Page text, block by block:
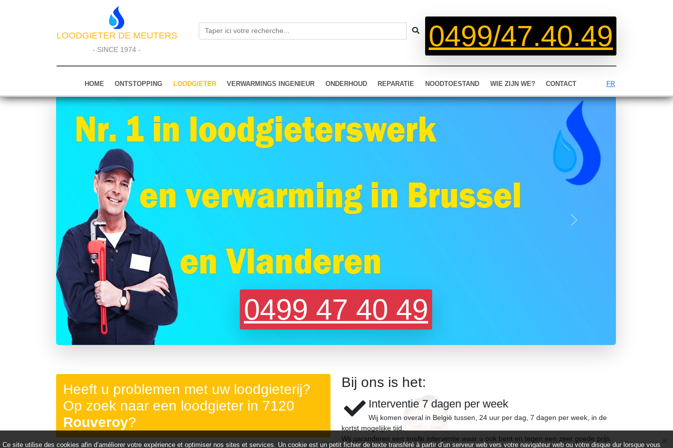
LOODGIETER DE MEUTERS
- SINCE 1974 - 0499/47.40.49
HOME ONTSTOPPING LOODGIETER VERWARMINGS INGENIEUR ONDERHOUD REPARATIE NOODTOESTAND WIE ZIJN WE? CONTACT FR
0499 47 40 49
Précédent Suivant
Heeft u problemen met uw loodgieterij?
Op zoek naar een loodgieter in 7120
Rouveroy?
Bij ons is het:
Interventie 7 dagen per week
Wij komen overal in België tussen, 24 uur per dag, 7 dagen per week, in de
kortst mogelijke tijd.
Wij garanderen een snelle interventie waar u ook bent en tegen een zeer goede prijs.
Ce site utilise des cookies afin d’améliorer votre expérience et optimiser nos sites et services. Un cookie est un petit fichier de texte transféré à partir d’un serveur web vers votre navigateur web ou votre disque dur lorsque vous